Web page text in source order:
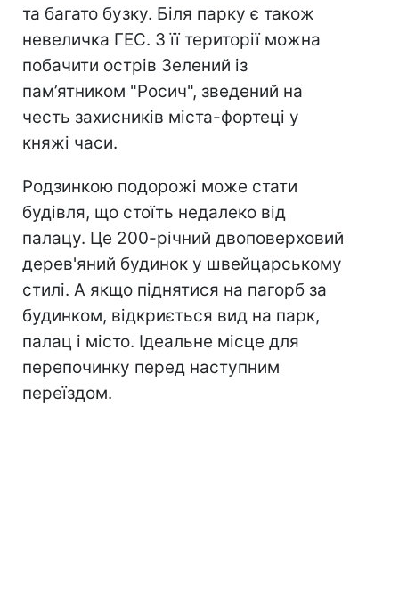
та багато бузку. Біля парку є також
невеличка ГЕС. З її території можна
побачити острів Зелений із
пам’ятником "Росич", зведений на
честь захисників міста-фортеці у
княжі часи.
Родзинкою подорожі може стати
будівля, що стоїть недалеко від
палацу. Це 200-річний двоповерховий
дерев'яний будинок у швейцарському
стилі. А якщо піднятися на пагорб за
будинком, відкриється вид на парк,
палац і місто. Ідеальне місце для
перепочинку перед наступним
переїздом.